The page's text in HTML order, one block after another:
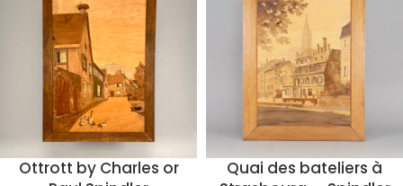
Ottrott by Charles or
Quai des bateliers à